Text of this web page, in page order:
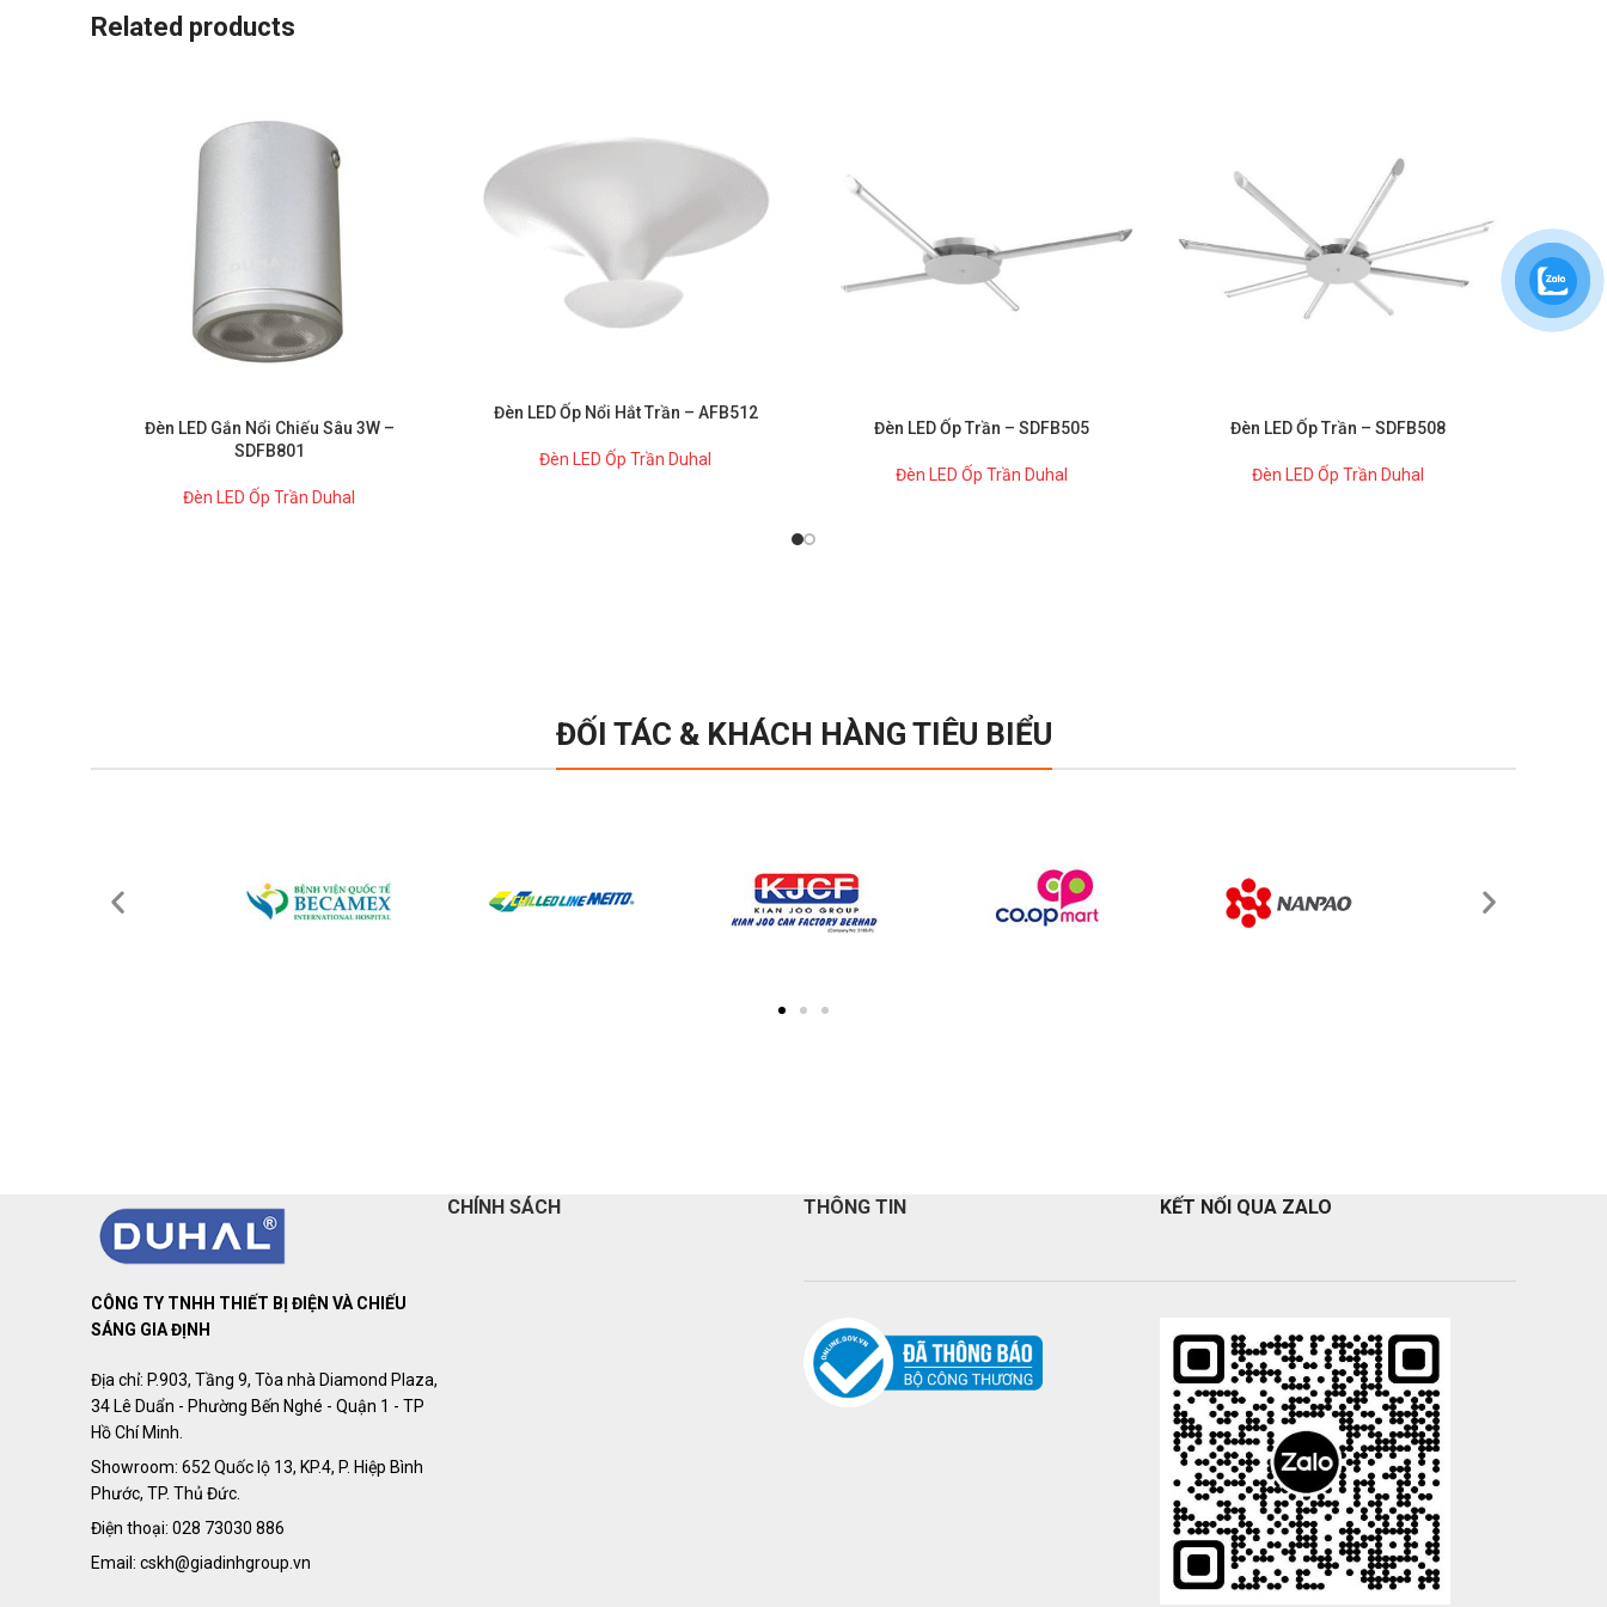
Related products
Đèn LED Gắn Nổi Chiếu Sâu 3W –
SDFB801
Đèn LED Ốp Trần Duhal
Đèn LED Ốp Nổi Hắt Trần – AFB512
Đèn LED Ốp Trần Duhal
Đèn LED Ốp Trần – SDFB505
Đèn LED Ốp Trần Duhal
Đèn LED Ốp Trần – SDFB508
Đèn LED Ốp Trần Duhal
ĐỐI TÁC & KHÁCH HÀNG TIÊU BIỂU
CÔNG TY TNHH THIẾT BỊ ĐIỆN VÀ CHIẾU
SÁNG GIA ĐỊNH
Địa chỉ: P.903, Tầng 9, Tòa nhà Diamond Plaza,
34 Lê Duẩn - Phường Bến Nghé - Quận 1 - TP
Hồ Chí Minh.
Showroom: 652 Quốc lộ 13, KP.4, P. Hiệp Bình
Phước, TP. Thủ Đức.
Điện thoại: 028 73030 886
Email: cskh@giadinhgroup.vn
CHÍNH SÁCH THÔNG TIN KẾT NỐI QUA ZALO